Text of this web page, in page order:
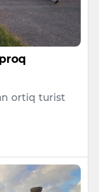
ortiq turist